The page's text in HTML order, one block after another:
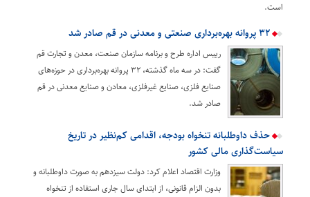
است.
۳۲ پروانه بهره‌برداری صنعتی و معدنی در قم صادر شد
رییس اداره طرح و برنامه سازمان صنعت،‌ معدن و تجارت قم
گفت: در سه ماه گذشته، ۳۲ پروانه بهره‌برداری در حوزه‌های
صنایع فلزی،‌ صنایع غیرفلزی،‌ معادن و صنایع معدنی در قم
صادر شد.
حذف داوطلبانه تنخواه بودجه، اقدامی کم‌نظیر در تاریخ
سیاست‌گذاری مالی کشور
وزارت اقتصاد اعلام کرد: دولت سیزدهم به صورت داوطلبانه و
بدون الزام قانونی، از ابتدای سال جاری استفاده از تنخواه